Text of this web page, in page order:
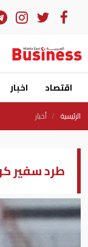
اقتصاد اخبار
الرئيسية أخبار
طرد سفير